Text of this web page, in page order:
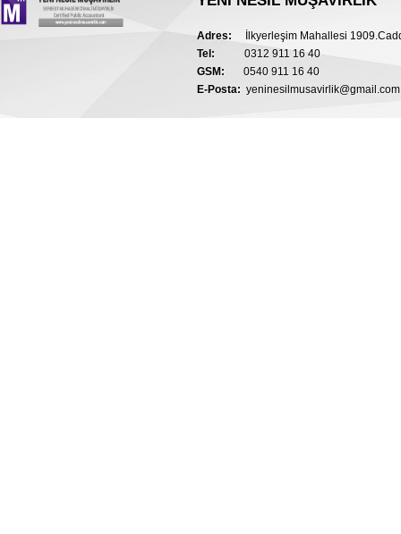
Adres:
İlkyerleşim Mahallesi
Tel:
0312 911 16 40
GSM: 0540 911 16 40
E-Posta: yeninesilmusavirlik@gmail.com